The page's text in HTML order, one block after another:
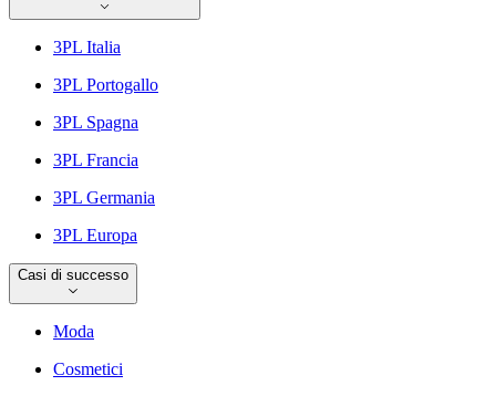
3PL Italia
3PL Portogallo
3PL Spagna
3PL Francia
3PL Germania
3PL Europa
Casi di successo
Moda
Cosmetici